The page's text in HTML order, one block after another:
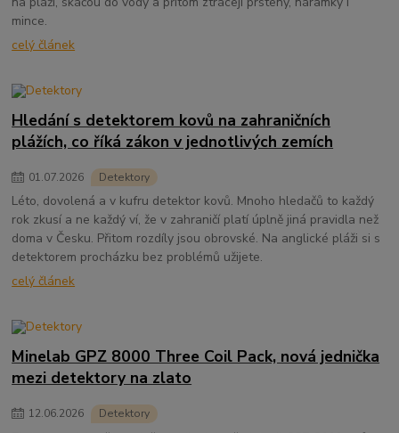
mince.
celý článek
Hledání s detektorem kovů na zahraničních
plážích, co říká zákon v jednotlivých zemích
01.07.2026 Detektory
Léto, dovolená a v kufru detektor kovů. Mnoho hledačů to každý
rok zkusí a ne každý ví, že v zahraničí platí úplně jiná pravidla než
doma v Česku. Přitom rozdíly jsou obrovské. Na anglické pláži si s
detektorem procházku bez problémů užijete.
celý článek
Minelab GPZ 8000 Three Coil Pack, nová jednička
mezi detektory na zlato
12.06.2026 Detektory